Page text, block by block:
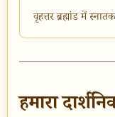
वृहत्तर ब्रह्मांड में
हमारा